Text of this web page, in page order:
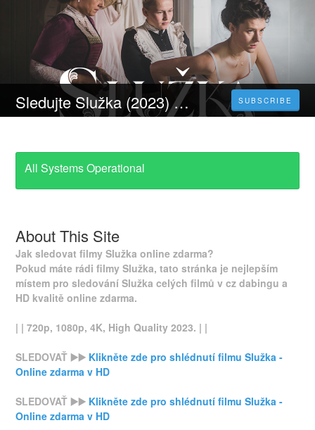
Sledujte Služka (2023) Celý Film Online Česka Titulky Zdarma HD 1080p SUBSCRIBE
All Systems Operational
About This Site
Jak sledovat filmy Služka online zdarma?
Pokud máte rádi filmy Služka, tato stránka je nejlepším
místem pro sledování Služka celých filmů v cz dabingu a
HD kvalitě online zdarma.
| | 720p, 1080p, 4K, High Quality 2023. | |
SLEDOVAŤ ▶️▶️ Klikněte zde pro shlédnutí filmu Služka -
Online zdarma v HD
SLEDOVAŤ ▶️▶️ Klikněte zde pro shlédnutí filmu Služka -
Online zdarma v HD